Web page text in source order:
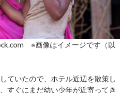
※画像はイメージです（以
ていたので、ホテル近辺を散策し
すぐにまだ幼い少年が近寄ってき